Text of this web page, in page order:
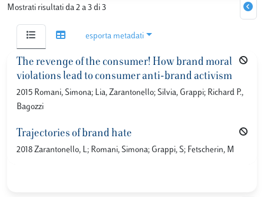
Mostrati risultati da 2 a 3 di 3
esporta metadati
The revenge of the consumer! How brand moral
violations lead to consumer anti-brand activism
2015 Romani, Simona; Lia, Zarantonello; Silvia, Grappi; Richard P.,
Bagozzi
Trajectories of brand hate
2018 Zarantonello, L; Romani, Simona; Grappi, S; Fetscherin, M